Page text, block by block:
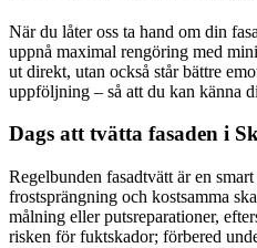
När du låter oss ta hand om din
uppnå maximal rengöring med
ut direkt, utan också står bättre
uppföljning – så att du kan känna
Dags att tvätta fasaden i
Regelbunden fasadtvätt är en
frostsprängning och kostsamma
målning eller putsreparationer,
risken för fuktskador; förbered